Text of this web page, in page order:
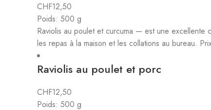
CHF12,50
Poids: 500 g
Raviolis au poulet et curcuma — est une
les repas à la maison et les collations au bureau.
Raviolis au poulet et porc
CHF12,50
Poids: 500 g